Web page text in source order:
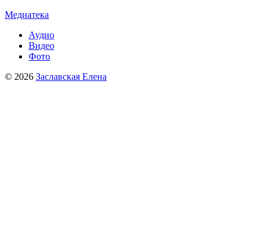
Медиатека
Аудио
Видео
Фото
© 2026 Заславская Елена